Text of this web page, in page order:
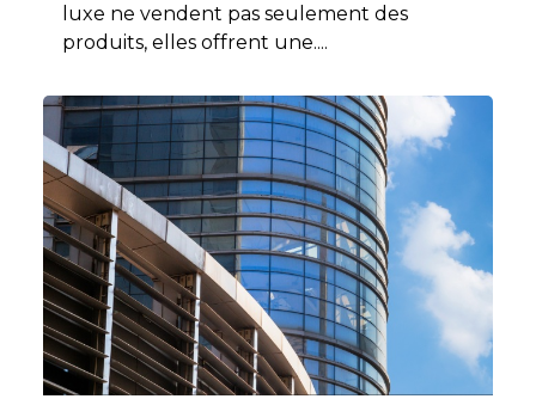
luxe ne vendent pas seulement des
produits, elles offrent une....